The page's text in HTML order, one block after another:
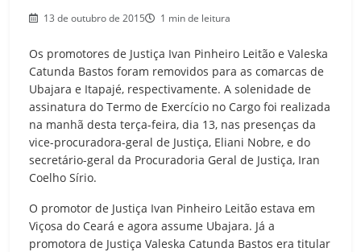
13 de outubro de 2015 1 min de leitura
Os promotores de Justiça Ivan Pinheiro Leitão e Valeska
Catunda Bastos foram removidos para as comarcas de
Ubajara e Itapajé, respectivamente. A solenidade de
assinatura do Termo de Exercício no Cargo foi realizada
na manhã desta terça-feira, dia 13, nas presenças da
vice-procuradora-geral de Justiça, Eliani Nobre, e do
secretário-geral da Procuradoria Geral de Justiça, Iran
Coelho Sírio.
O promotor de Justiça Ivan Pinheiro Leitão estava em
Viçosa do Ceará e agora assume Ubajara. Já a
promotora de Justiça Valeska Catunda Bastos era titular